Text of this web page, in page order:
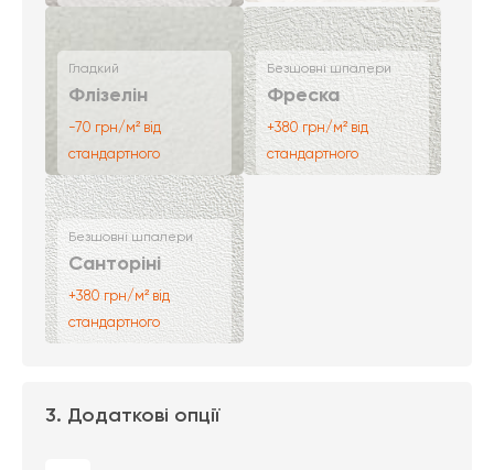
Гладкий
Флізелін
-70 грн/м² від
стандартного
Безшовні шпалери
Фреска
+380 грн/м² від
стандартного
Безшовні шпалери
Санторіні
+380 грн/м² від
стандартного
3. Додаткові опції